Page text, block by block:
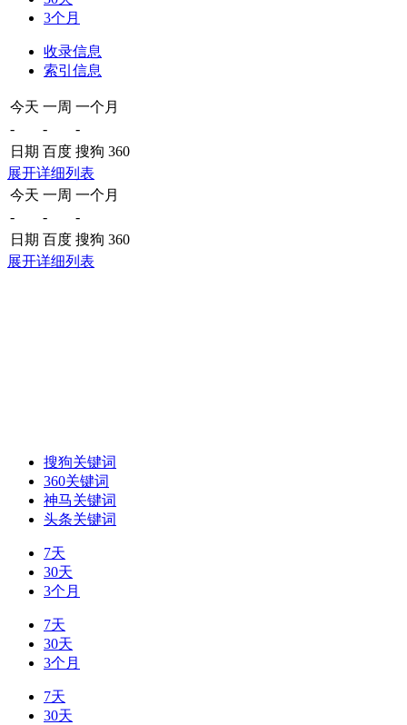
3个月
收录信息
索引信息
今天 一周 一个月
-
-
-
日期 百度 搜狗 360
展开详细列表
今天 一周 一个月
-
-
-
日期 百度 搜狗 360
展开详细列表
搜狗关键词
360关键词
神马关键词
头条关键词
7天
30天
3个月
7天
30天
3个月
7天
30天